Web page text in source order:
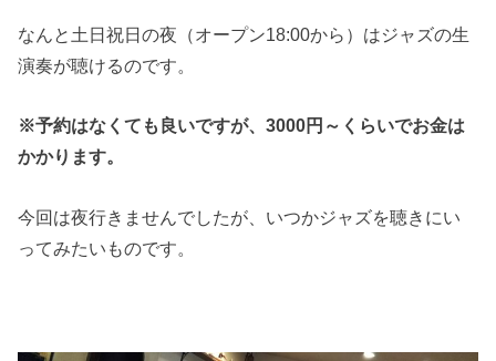
なんと土日祝日の夜（オープン18:00から）はジャズの生
演奏が聴けるのです。
※予約はなくても良いですが、3000円～くらいでお金は
かかります。
今回は夜行きませんでしたが、いつかジャズを聴きにい
ってみたいものです。